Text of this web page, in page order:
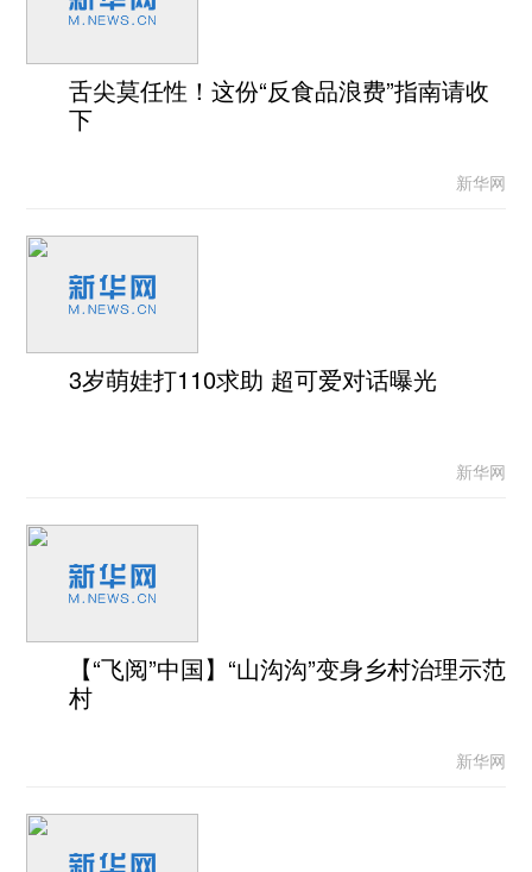
舌尖莫任性！这份“反食品浪费”指南请收
下
新华网
3岁萌娃打110求助 超可爱对话曝光
新华网
【“飞阅”中国】“山沟沟”变身乡村治理示范
村
新华网